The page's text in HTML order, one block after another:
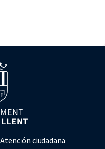
Atención ciudadana